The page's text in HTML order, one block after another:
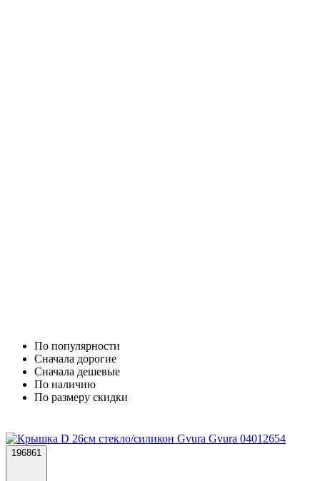
По популярности
Cначала дорогие
Cначала дешевые
По наличию
По размеру скидки
196861